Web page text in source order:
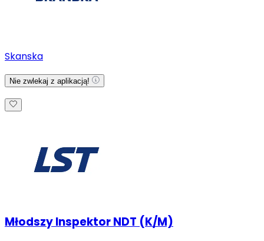
Skanska
Nie zwlekaj z aplikacją!
Młodszy Inspektor NDT (K/M)